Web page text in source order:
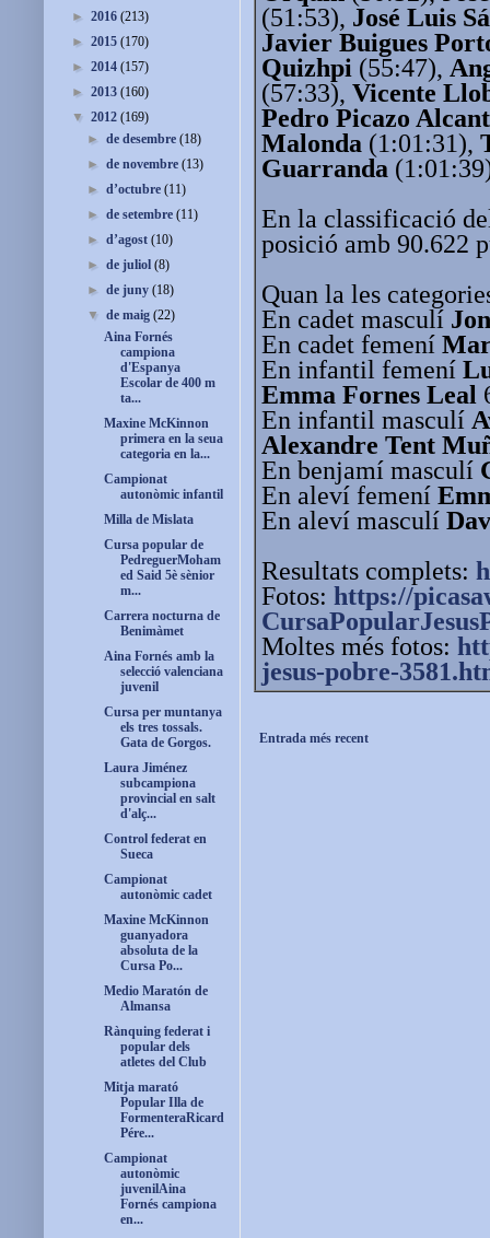
(51:53), José Luis
Javier Buigues
Quizhpi (55:47),
(57:33), Vicente
Pedro Picazo
Malonda (1:01:31),
Guarranda
En la classificació
posició amb 90.622
Quan la les
En cadet masculí
En cadet femení
En infantil femení
Emma Fornes Leal
En infantil masculí
Alexandre Tent
En benjamí masculí
En aleví femení
En aleví masculí
Resultats complets:
Fotos: https://
Moltes més fotos:
jesus-pobre-
Entrada més recent
► 2016 (213)
► 2015 (170)
► 2014 (157)
► 2013 (160)
▼ 2012 (169)
►de desembre(18)
►de novembre(13)
►d’octubre(11)
►de setembre(11)
►d’agost(10)
►de juliol(8)
►de juny(18)
▼de maig(22)
Aina Fornés
campiona
d'Espanya
Escolar de 400 m
ta...
Maxine McKinnon
primera en la seua
categoria en la...
Campionat
autonòmic infantil
Milla de Mislata
Cursa popular de
PedreguerMoham
ed Said 5è sènior
m...
Carrera nocturna de
Benimàmet
Aina Fornés amb la
selecció valenciana
juvenil
Cursa per muntanya
els tres tossals.
Gata de Gorgos.
Laura Jiménez
subcampiona
provincial en salt
d'alç...
Control federat en
Sueca
Campionat
autonòmic cadet
Maxine McKinnon
guanyadora
absoluta de la
Cursa Po...
Medio Maratón de
Almansa
Rànquing federat i
popular dels
atletes del Club
Mitja marató
Popular Illa de
FormenteraRicard
Pére...
Campionat
autonòmic
juvenilAina
Fornés campiona
en...